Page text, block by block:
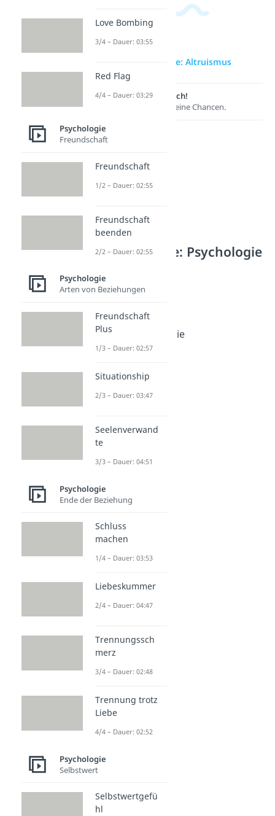
zur Videoseite: Altruismus
Lernen lohnt sich!
Entdecke hier deine Chancen.
Weitere Inhalte: Psychologie
Loyalität
Empathie
Dauer: 04:55
4 Säulen der Empathie
Dauer: 05:12
Dauer: 05:22
Love Bombing
3/4 – Dauer: 03:55
Red Flag
4/4 – Dauer: 03:29
Psychologie
Freundschaft
Freundschaft
1/2 – Dauer: 02:55
Freundschaft
beenden
2/2 – Dauer: 02:55
Psychologie
Arten von Beziehungen
Freundschaft
Plus
1/3 – Dauer: 02:57
Situationship
2/3 – Dauer: 03:47
Seelenverwand
te
3/3 – Dauer: 04:51
Psychologie
Ende der Beziehung
Schluss
machen
1/4 – Dauer: 03:53
Liebeskummer
2/4 – Dauer: 04:47
Trennungssch
merz
3/4 – Dauer: 02:48
Trennung trotz
Liebe
4/4 – Dauer: 02:52
Psychologie
Selbstwert
Selbstwertgefü
hl